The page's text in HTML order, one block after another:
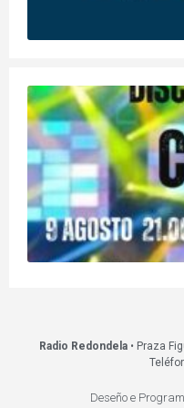
Radio Redondela• Praza
Deseño e